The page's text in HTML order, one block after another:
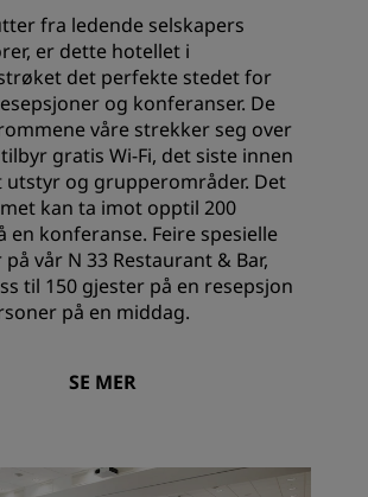
fra ledende selskapers
er dette hotellet i
det perfekte stedet for
og konferanser. De
våre strekker seg over
gratis Wi-Fi, det siste innen
utstyr og grupperområder. Det
kan ta imot opptil 200
en konferanse. Feire spesielle
vår N 33 Restaurant & Bar,
til 150 gjester på en resepsjon
på en middag.
SE MER